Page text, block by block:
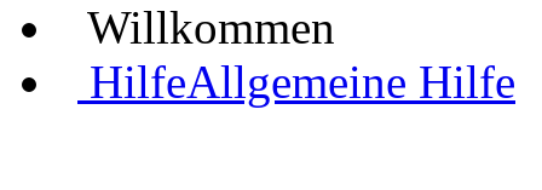
Willkommen
HilfeAllgemeine Hilfe